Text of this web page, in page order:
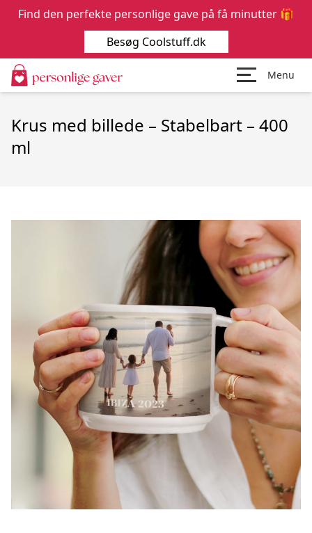
Menu
Krus med billede – Stabelbart – 400
ml
Find den perfekte personlige gave på få minutter 🎁
Besøg Coolstuff.dk